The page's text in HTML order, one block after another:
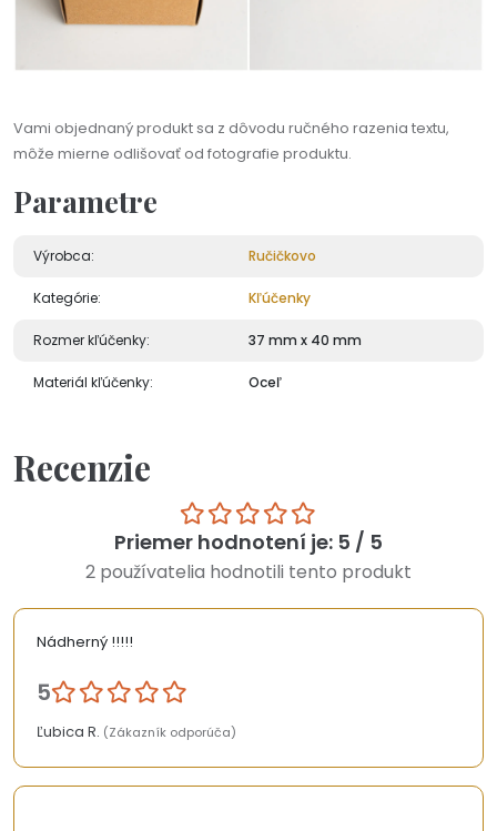
Vami objednaný produkt sa z dôvodu ručného razenia textu,
môže mierne odlišovať od fotografie produktu.
Parametre
Výrobca: Ručičkovo
Kategórie: Kľúčenky
Rozmer kľúčenky: 37 mm x 40 mm
Materiál kľúčenky: Oceľ
Recenzie
Priemer hodnotení je: 5 / 5
2 používatelia hodnotili tento produkt
Nádherný !!!!!
5
Ľubica R. (Zákazník odporúča)